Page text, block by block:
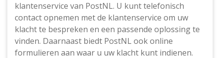
klantenservice van PostNL. U kunt telefonisch
contact opnemen met de klantenservice om uw
klacht te bespreken en een passende oplossing te
vinden. Daarnaast biedt PostNL ook online
formulieren aan waar u uw klacht kunt indienen.